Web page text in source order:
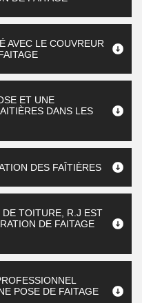
AVEC LE COUVREUR
ET UNE
DANS LES
DES FAÎTIÈRES
DE TOITURE, R.J EST
DE FAITAGE
POSE DE FAITAGE